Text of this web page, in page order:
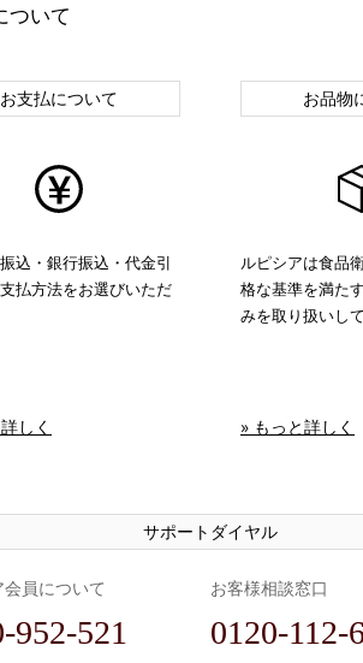
ついて
お支払について
込・銀行振込・代金引
払方法をお選びいただ
しく
お品物
ルピシアは食品
格な基準を満た
みを取り扱いして
» もっと詳しく
サポートダイヤル
員について
952-521
お客様相談窓口
0120-112-